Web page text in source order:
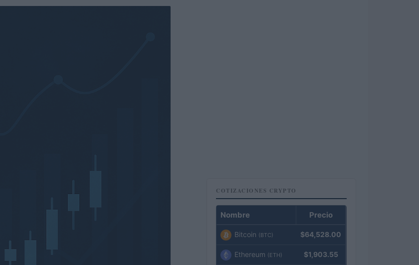
COTIZACIONES CRYPTO
Nombre Precio
Bitcoin (BTC) $64,528.00
Ethereum (ETH) $1,903.55